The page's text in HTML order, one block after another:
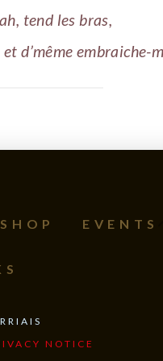
tend les bras,
d’même embraiche-
SHOP EVENTS
NOTICE